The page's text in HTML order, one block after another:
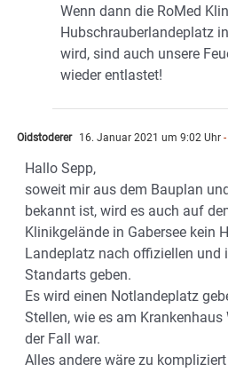
Wenn dann die RoMed
Hubschrauberlandeplatz
wird, sind auch unsere
wieder entlastet!
Oidstoderer 16. Januar 2021 um 9:02 Uhr
Hallo Sepp,
soweit mir aus dem Bauplan
bekannt ist, wird es auch auf
Klinikgelände in Gabersee kein
Landeplatz nach offiziellen und
Standarts geben.
Es wird einen Notlandeplatz
Stellen, wie es am
der Fall war.
Alles andere wäre zu